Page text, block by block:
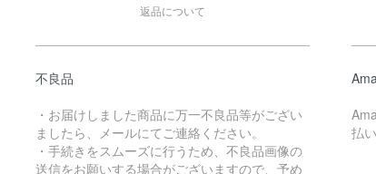
返品について
不良品
・お届けしました商品に万一不良品等がござい
ましたら、メールにてご連絡ください。
・手続きをスムーズに行うため、不良品画像の
送信をお願いする場合がございますので、予め
払